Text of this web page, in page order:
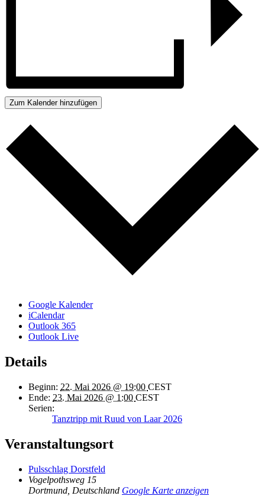
Zum Kalender hinzufügen
Google Kalender
iCalendar
Outlook 365
Outlook Live
Details
Beginn: 22. Mai 2026 @ 19:00 CEST
Ende: 23. Mai 2026 @ 1:00 CEST
Serien:
Tanztripp mit Ruud von Laar 2026
Veranstaltungsort
Pulsschlag Dorstfeld
Vogelpothsweg 15
Dortmund Deutschland Google Karte anzeigen